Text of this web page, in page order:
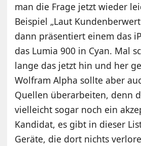
man die Frage jetzt wieder
Beispiel „Laut
dann präsentiert einem das
das Lumia 900 in Cyan. Mal
lange das jetzt hin und her
Wolfram Alpha sollte aber
Quellen überarbeiten, denn
vielleicht sogar noch ein
Kandidat, es gibt in dieser
Geräte, die dort nichts